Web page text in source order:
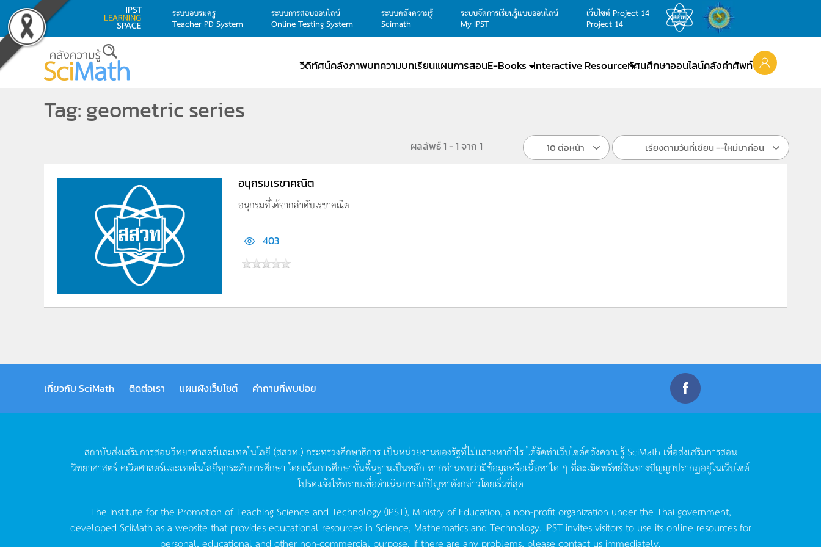
Skip to main content
ระบบอบรมครู
Teacher PD System
ระบบการสอบออนไลน์
Online Testing System
ระบบคลังความรู้
Scimath
ระบบจัดการเรียนรู้แบบออนไลน์
My IPST
เว็บไซต์ Project 14
Project 14
วีดิทัศน์คลังภาพบทความบทเรียนแผนการสอนE-Books Interactive Resourceทัศนศึกษาออนไลน์คลังคำศัพท์
Tag: geometric series
ผลลัพธ์ 1 - 1 จาก 1 10 ต่อหน้า เรียงตามวันที่เขียน --ใหม่มาก่อน
อนุกรมเรขาคณิต
อนุกรมที่ได้จากลำดับเรขาคณิต
403
เกี่ยวกับ SciMath ติดต่อเรา แผนผังเว็บไซต์ คำถามที่พบบ่อย
สถาบันส่งเสริมการสอนวิทยาศาสตร์และเทคโนโลยี (สสวท.) กระทรวงศึกษาธิการ เป็นหน่วยงานของรัฐที่ไม่แสวงหากำไรได้จัดทำเว็บไซต์คลังความรู้SciMath เพื่อส่งเสริมการสอน
วิทยาศาสตร์คณิตศาสตร์และเทคโนโลยีทุกระดับการศึกษา โดยเน้นการศึกษาขั้นพื้นฐานเป็นหลัก หากท่านพบว่ามีข้อมูลหรือเนื้อหาใด ๆ ที่ละเมิดทรัพย์สินทางปัญญาปรากฏอยู่ในเว็บไซต์
โปรดแจ้งให้ทราบเพื่อดำเนินการแก้ปัญหาดังกล่าวโดยเร็วที่สุด
The Institute for the Promotion of Teaching Science and Technology (IPST), Ministry of Education, a non-profit organization under the Thai government,
developed SciMath as a website that provides educational resources in Science, Mathematics and Technology. IPST invites visitors to use its online resources for
personal, educational and other non-commercial purpose. If there are any problems, please contact us immediately.